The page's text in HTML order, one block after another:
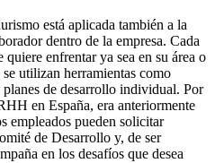
está aplicada también a la
dentro de la empresa. Cada
enfrentar ya sea en su área o
utilizan herramientas como
de desarrollo individual. Por
en España, era anteriormente
empleados pueden solicitar
de Desarrollo y, de ser
en los desafíos que desea